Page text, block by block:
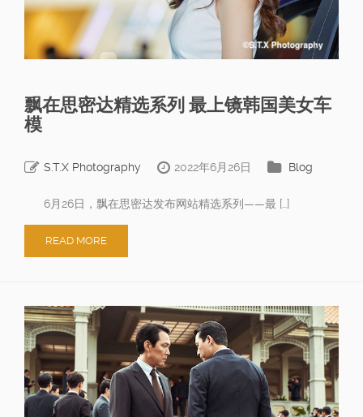
飘在思密达精选系列 最上镜韩国美女车
模
S.T.X Photography 2022年6月26日 Blog
6月26日，飘在思密达发布网站精选系列——最 […]
READ MORE